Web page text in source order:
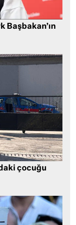
Başbakan’ın
çocuğu